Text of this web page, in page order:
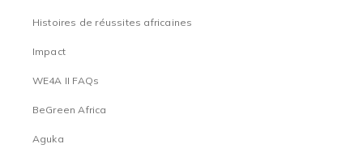
Histoires de réussites africaines
Impact
WE4A II FAQs
BeGreen Africa
Aguka